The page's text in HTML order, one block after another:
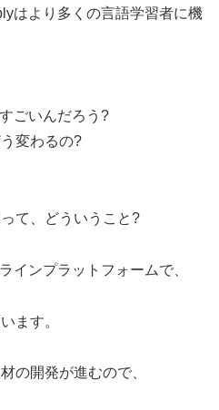
はより多くの言語学習者に機
ごいんだろう?
変わるの?
て、どういうこと?
インプラットフォームで、
ます。
の開発が進むので、